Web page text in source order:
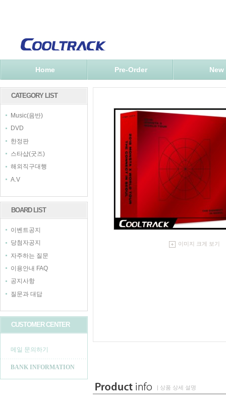
Home Pre-Order New
CATEGORY LIST
Music(음반)
DVD
한정판
스타샵(굿즈)
해외직구대행
A.V
BOARD LIST
이벤트공지
당첨자공지
자주하는 질문
이용안내 FAQ
공지사항
질문과 대답
CUSTOMER CENTER
메일 문의하기
BANK INFORMATION
이미지 크게 보기
| 상품 상세 설명